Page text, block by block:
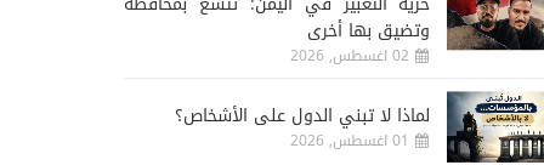
وتضيق بها أخرى
02 اغسطس, 2026
لماذا لا تبني الدول على الأشخاص؟
01 اغسطس, 2026